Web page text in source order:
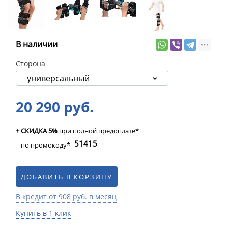
В наличии
Сторона
универсальный
20 290 руб.
+ СКИДКА 5% при полной предоплате*
по промокоду* 51415
ДОБАВИТЬ В КОРЗИНУ
В кредит от 908 руб. в месяц
Купить в 1 клик